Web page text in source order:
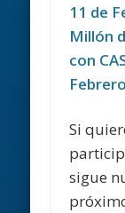
11 de
Millón
con
Si
sigue